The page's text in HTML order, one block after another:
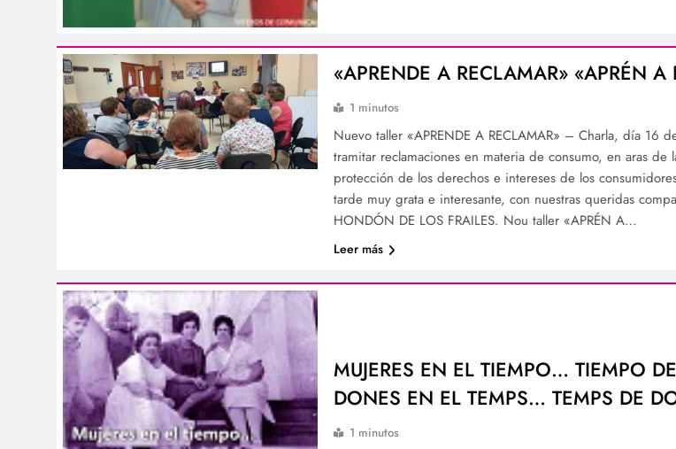
«APRENDE A RECLAMAR» «APRÉN A
1 minutos
Nuevo taller «APRENDE A RECLAMAR» – Charla, día 16
tramitar reclamaciones en materia de consumo, en aras de
protección de los derechos e intereses de los
tarde muy grata e interesante, con nuestras queridas
HONDÓN DE LOS FRAILES. Nou taller «APRÉN A…
Leer más
MUJERES EN EL TIEMPO… TIEMPO
DONES EN EL TEMPS… TEMPS DE
1 minutos